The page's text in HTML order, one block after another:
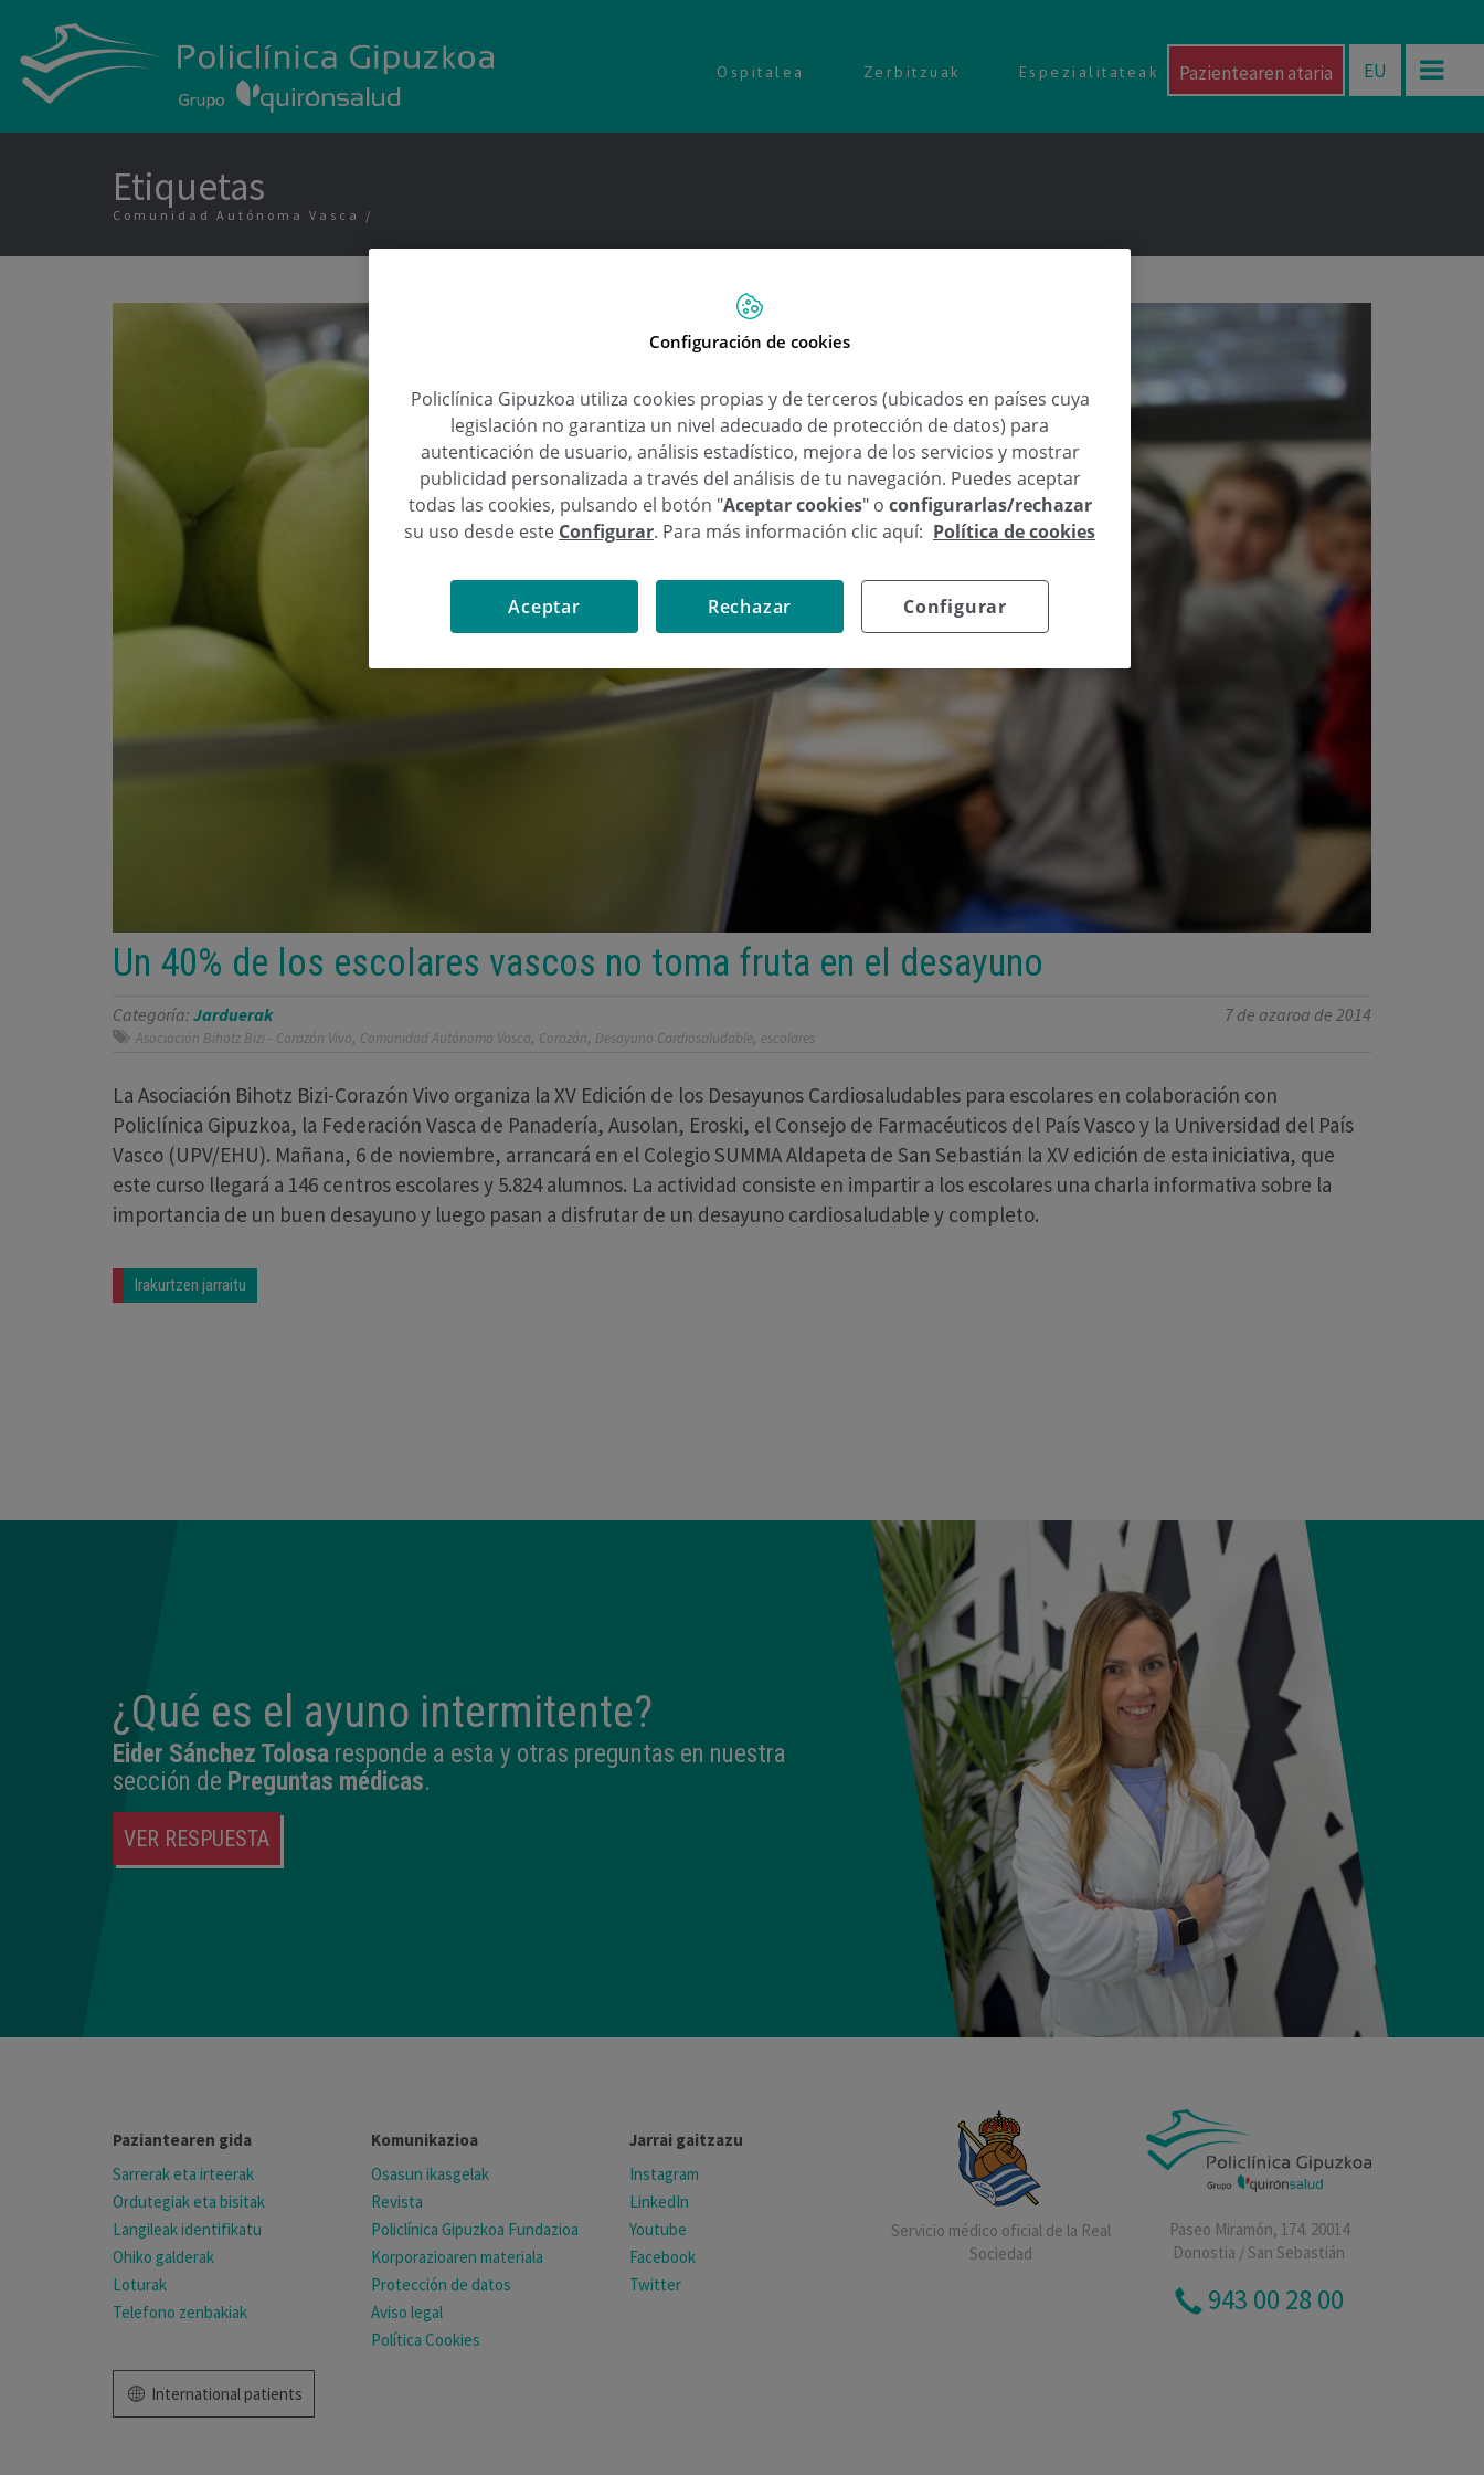
Ospitalea Zerbitzuak Espezialitateak Pazientearen ataria EU
Etiquetas
Comunidad Autónoma Vasca
Un 40% de los escolares vascos no toma fruta en el desayuno
Categoría: Jarduerak 7 de azaroa de 2014
Asociación Bihotz Bizi - Corazón Vivo, Comunidad Autónoma Vasca, Corazón, Desayuno Cardiosaludable, escolares
La Asociación Bihotz Bizi-Corazón Vivo organiza la XV Edición de los Desayunos Cardiosaludables para escolares en colaboración con
Policlínica Gipuzkoa, la Federación Vasca de Panadería, Ausolan, Eroski, el Consejo de Farmacéuticos del País Vasco y la Universidad del País
Vasco (UPV/EHU). Mañana, 6 de noviembre, arrancará en el Colegio SUMMA Aldapeta de San Sebastián la XV edición de esta iniciativa, que
este curso llegará a 146 centros escolares y 5.824 alumnos. La actividad consiste en impartir a los escolares una charla informativa sobre la
importancia de un buen desayuno y luego pasan a disfrutar de un desayuno cardiosaludable y completo.
Irakurtzen jarraitu
¿Qué es el ayuno intermitente?
Eider Sánchez Tolosa responde a esta y otras preguntas en nuestra
sección de Preguntas médicas.
VER RESPUESTA
Paziantearen gida
Sarrerak eta irteerak
Ordutegiak eta bisitak
Langileak identifikatu
Ohiko galderak
Loturak
Telefono zenbakiak
Komunikazioa
Osasun ikasgelak
Revista
Policlínica Gipuzkoa Fundazioa
Korporazioaren materiala
Protección de datos
Aviso legal
Política Cookies
Jarrai gaitzazu
Instagram
LinkedIn
Youtube
Facebook
Twitter
Servicio médico oficial de la Real
Sociedad
Paseo Miramón, 174. 20014
Donostia / San Sebastián
943 00 28 00
International patients
Configuración de cookies
Policlínica Gipuzkoa utiliza cookies propias y de terceros (ubicados en países cuya
legislación no garantiza un nivel adecuado de protección de datos) para
autenticación de usuario, análisis estadístico, mejora de los servicios y mostrar
publicidad personalizada a través del análisis de tu navegación. Puedes aceptar
todas las cookies, pulsando el botón "Aceptar cookies" o configurarlas/rechazar
su uso desde este Configurar. Para más información clic aquí: Política de cookies
Configurar
Rechazar
Aceptar